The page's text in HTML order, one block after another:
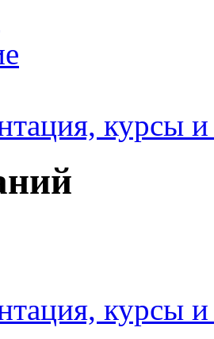
курсы и
курсы и